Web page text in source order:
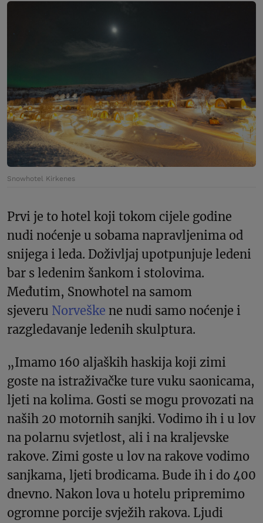
Snowhotel Kirkenes
Prvi je to hotel koji tokom cijele godine
nudi noćenje u sobama napravljenima od
snijega i leda. Doživljaj upotpunjuje ledeni
bar s ledenim šankom i stolovima.
Međutim, Snowhotel na samom
sjeveru Norveške ne nudi samo noćenje i
razgledavanje ledenih skulptura.
„Imamo 160 aljaških haskija koji zimi
goste na istraživačke ture vuku saonicama,
ljeti na kolima. Gosti se mogu provozati na
naših 20 motornih sanjki. Vodimo ih i u lov
na polarnu svjetlost, ali i na kraljevske
rakove. Zimi goste u lov na rakove vodimo
sanjkama, ljeti brodicama. Bude ih i do 400
dnevno. Nakon lova u hotelu pripremimo
ogromne porcije svježih rakova. Ljudi